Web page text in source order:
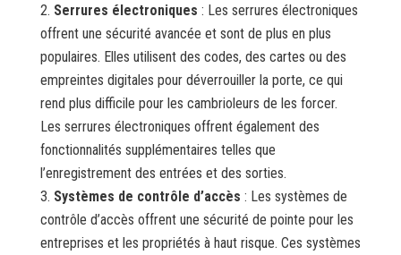
Serrures électroniques : Les serrures électroniques
offrent une sécurité avancée et sont de plus en plus
populaires. Elles utilisent des codes, des cartes ou des
empreintes digitales pour déverrouiller la porte, ce qui
rend plus difficile pour les cambrioleurs de les forcer.
Les serrures électroniques offrent également des
fonctionnalités supplémentaires telles que
l’enregistrement des entrées et des sorties.
Systèmes de contrôle d’accès : Les systèmes de
contrôle d’accès offrent une sécurité de pointe pour les
entreprises et les propriétés à haut risque. Ces systèmes